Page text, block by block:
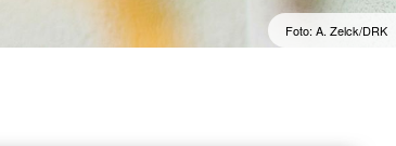
Foto: A. Zelck/DRK